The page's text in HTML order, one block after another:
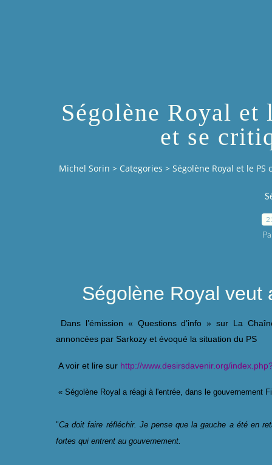
Ségolène Royal
et se
Michel Sorin > Categories > Ségolène Royal et le
Ségolène Royal veut
Dans l’émission « Questions d’info » sur La
annoncées par Sarkozy et évoqué la situation du PS
A voir et lire sur http://www.desirsdavenir.org/
« Ségolène Royal a réagi à l'entrée, dans le gouvernement
"Ca doit faire réfléchir. Je pense que la gauche a été en
fortes qui entrent au gouvernement.